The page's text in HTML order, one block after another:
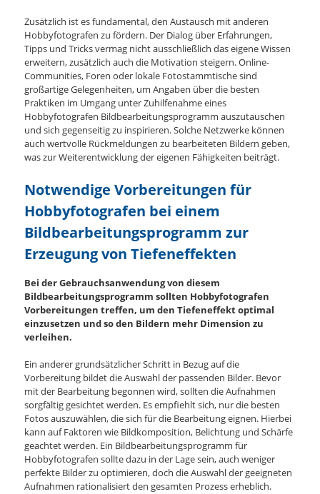
Zusätzlich ist es fundamental, den Austausch mit anderen
Hobbyfotografen zu fördern. Der Dialog über Erfahrungen,
Tipps und Tricks vermag nicht ausschließlich das eigene Wissen
erweitern, zusätzlich auch die Motivation steigern. Online-
Communities, Foren oder lokale Fotostammtische sind
großartige Gelegenheiten, um Angaben über die besten
Praktiken im Umgang unter Zuhilfenahme eines
Hobbyfotografen Bildbearbeitungsprogramm auszutauschen
und sich gegenseitig zu inspirieren. Solche Netzwerke können
auch wertvolle Rückmeldungen zu bearbeiteten Bildern geben,
was zur Weiterentwicklung der eigenen Fähigkeiten beiträgt.
Notwendige Vorbereitungen für
Hobbyfotografen bei einem
Bildbearbeitungsprogramm zur
Erzeugung von Tiefeneffekten
Bei der Gebrauchsanwendung von diesem
Bildbearbeitungsprogramm sollten Hobbyfotografen
Vorbereitungen treffen, um den Tiefeneffekt optimal
einzusetzen und so den Bildern mehr Dimension zu
verleihen.
Ein anderer grundsätzlicher Schritt in Bezug auf die
Vorbereitung bildet die Auswahl der passenden Bilder. Bevor
mit der Bearbeitung begonnen wird, sollten die Aufnahmen
sorgfältig gesichtet werden. Es empfiehlt sich, nur die besten
Fotos auszuwählen, die sich für die Bearbeitung eignen. Hierbei
kann auf Faktoren wie Bildkomposition, Belichtung und Schärfe
geachtet werden. Ein Bildbearbeitungsprogramm für
Hobbyfotografen sollte dazu in der Lage sein, auch weniger
perfekte Bilder zu optimieren, doch die Auswahl der geeigneten
Aufnahmen rationalisiert den gesamten Prozess erheblich.